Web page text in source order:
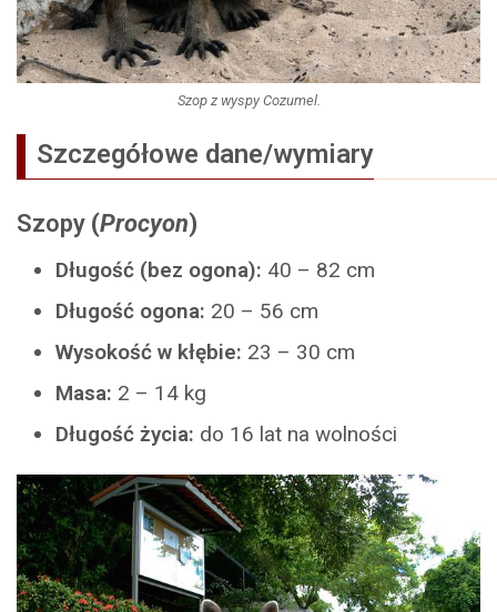
Szop z wyspy Cozumel.
Szczegółowe dane/wymiary
Szopy (Procyon)
Długość (bez ogona): 40 – 82 cm
Długość ogona: 20 – 56 cm
Wysokość w kłębie: 23 – 30 cm
Masa: 2 – 14 kg
Długość życia: do 16 lat na wolności